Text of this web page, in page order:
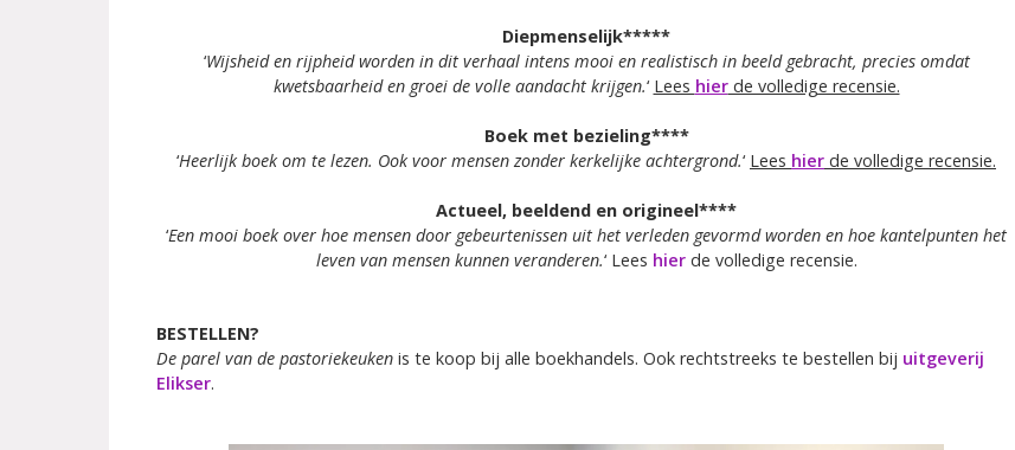
Diepmenselijk*****
‘Wijsheid en rijpheid worden in dit verhaal intens mooi en realistisch in beeld gebracht, precies omdat
kwetsbaarheid en groei de volle aandacht krijgen.‘ Lees hierde volledige recensie.
Boek met bezieling****
‘Heerlijk boek om te lezen. Ook voor mensen zonder kerkelijke achtergrond.‘ Lees hier de volledige recensie.
Actueel, beeldend en origineel****
‘Een mooi boek over hoe mensen door gebeurtenissen uit het verleden gevormd worden en hoe kantelpunten het
leven van mensen kunnen veranderen.‘ Lees hierde volledige recensie.
BESTELLEN?
De parel van de pastoriekeuken is te koop bij alle boekhandels. Ook rechtstreeks te bestellen bij uitgeverij
Elikser.